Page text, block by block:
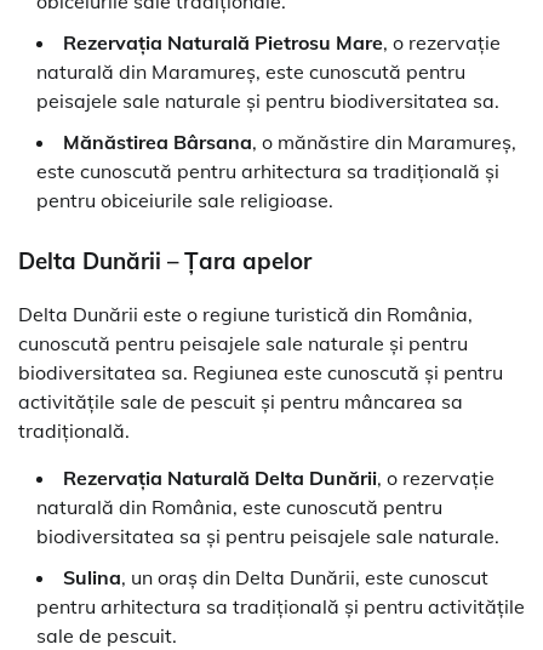
Rezervația Naturală Pietrosu Mare, o rezervație
naturală din Maramureș, este cunoscută pentru
peisajele sale naturale și pentru biodiversitatea sa.
Mănăstirea Bârsana, o mănăstire din Maramureș,
este cunoscută pentru arhitectura sa tradițională și
pentru obiceiurile sale religioase.
Delta Dunării – Țara apelor
Delta Dunării este o regiune turistică din România,
cunoscută pentru peisajele sale naturale și pentru
biodiversitatea sa. Regiunea este cunoscută și pentru
activitățile sale de pescuit și pentru mâncarea sa
tradițională.
Rezervația Naturală Delta Dunării, o rezervație
naturală din România, este cunoscută pentru
biodiversitatea sa și pentru peisajele sale naturale.
Sulina, un oraș din Delta Dunării, este cunoscut
pentru arhitectura sa tradițională și pentru activitățile
sale de pescuit.